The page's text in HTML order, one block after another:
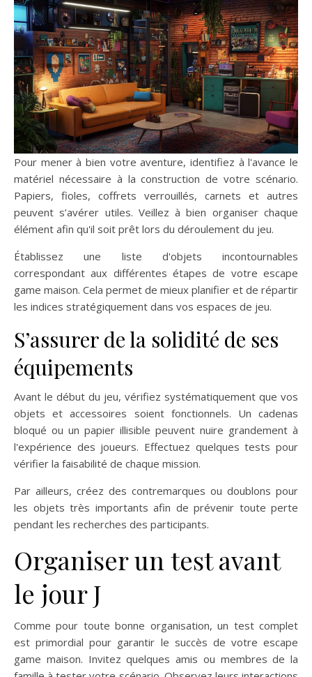
Pour mener à bien votre aventure, identifiez à l'avance le
matériel nécessaire à la construction de votre scénario.
Papiers, fioles, coffrets verrouillés, carnets et autres
peuvent s’avérer utiles. Veillez à bien organiser chaque
élément afin qu'il soit prêt lors du déroulement du jeu.
Établissez une liste d'objets incontournables
correspondant aux différentes étapes de votre escape
game maison. Cela permet de mieux planifier et de répartir
les indices stratégiquement dans vos espaces de jeu.
S’assurer de la solidité de ses
équipements
Avant le début du jeu, vérifiez systématiquement que vos
objets et accessoires soient fonctionnels. Un cadenas
bloqué ou un papier illisible peuvent nuire grandement à
l'expérience des joueurs. Effectuez quelques tests pour
vérifier la faisabilité de chaque mission.
Par ailleurs, créez des contremarques ou doublons pour
les objets très importants afin de prévenir toute perte
pendant les recherches des participants.
Organiser un test avant
le jour J
Comme pour toute bonne organisation, un test complet
est primordial pour garantir le succès de votre escape
game maison. Invitez quelques amis ou membres de la